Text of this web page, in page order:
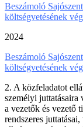
Beszámoló
költségvetésének
2024
Beszámoló
költségvetésének
2. A közfeladatot
személyi juttatásaira
a vezetők és vezető
rendszeres